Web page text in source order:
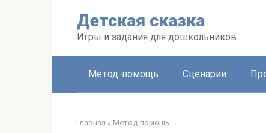
Детская сказка
Игры и задания для дошкольников
Метод-помощь Сценарии
Главная » Метод-помощь